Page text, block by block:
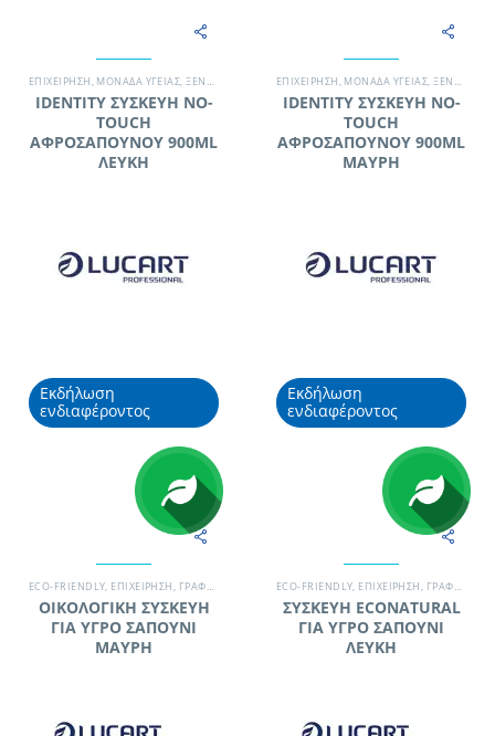
EΠΙΧΕΊΡΗΣΗ, ΜΟΝΆΔΑ ΥΓΕΊΑΣ,ΞΕΝΟΔΟΧΕΊΟ ΣΥΝΕΡΓΕΊΟ ΚΑΘΑΡΙΣΜΟΎ, ΣΥΣΚΕΥΈΣ,
IDENTITY ΣΥΣΚΕΥΗ NO-
TOUCH
ΑΦΡΟΣΑΠΟΥΝΟΥ 900ML
ΛΕΥΚΗ
Εκδήλωση
ενδιαφέροντος
EΠΙΧΕΊΡΗΣΗ, ΜΟΝΆΔΑ ΥΓΕΊΑΣ,ΞΕΝΟΔΟΧΕΊΟ
IDENTITY ΣΥΣΚΕΥΗ NO-
TOUCH
ΑΦΡΟΣΑΠΟΥΝΟΥ 900ML
ΜΑΥΡΗ
Εκδήλωση
ενδιαφέροντος
ECO-FRIENDLY, EΠΙΧΕΊΡΗΣΗ, ΓΡΑΦΕΊΟ ΞΕΝΟΔΟΧΕΊΟ,ΣΥΝΕΡΓΕΊΟ ΚΑΘΑΡΙΣΜΟΎ,ΣΥΣΚΕΥΈΣ
ΟΙΚΟΛΟΓΙΚΗ ΣΥΣΚΕΥΗ
ΓΙΑ ΥΓΡΟ ΣΑΠΟΥΝΙ
ΜΑΥΡΗ
ECO-FRIENDLY, EΠΙΧΕΊΡΗΣΗ, ΓΡΑΦΕΊΟ
ΣΥΣΚΕΥΗ ECONATURAL
ΓΙΑ ΥΓΡΟ ΣΑΠΟΥΝΙ
ΛΕΥΚΗ